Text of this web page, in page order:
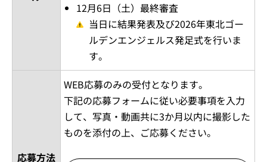
12月6日（土）最終審査
当日に結果発表及び2026年東北ゴー
ルデンエンジェルス発足式を行いま
す。
応募方法
WEB応募のみの受付となります。
下記の応募フォームに従い必要事項を入力
して、写真・動画共に3か月以内に撮影した
ものを添付の上、ご応募ください。